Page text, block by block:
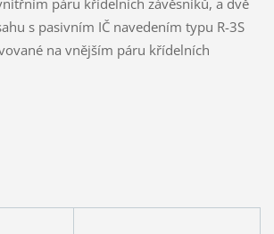
s pasivním IČ navedením typu R-3S
na vnějším páru křídelních